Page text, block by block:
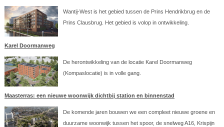
Wantij-West is het gebied tussen de Prins Hendrikbrug en de
Prins Clausbrug. Het gebied is volop in ontwikkeling.
Karel Doormanweg
De herontwikkeling van de locatie Karel Doormanweg
(Kompaslocatie) is in volle gang.
Maasterras: een nieuwe woonwijk dichtbij station en binnenstad
De komende jaren bouwen we een compleet nieuwe groene en
duurzame woonwijk tussen het spoor, de snelweg A16, Krispijn